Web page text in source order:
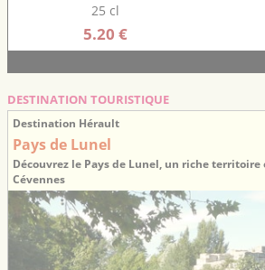
25 cl
5.20 €
DESTINATION TOURISTIQUE
Destination Hérault
Pays de Lunel
Découvrez le Pays de Lunel, un riche territoire
Cévennes